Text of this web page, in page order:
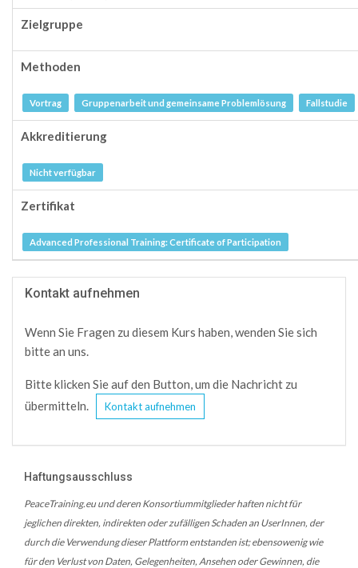
Zielgruppe
Methoden
Vortrag Gruppenarbeit und gemeinsame Problemlösung Fallstudie
Akkreditierung
Nicht verfügbar
Zertifikat
Advanced Professional Training: Certificate of Participation
Kontakt aufnehmen
Wenn Sie Fragen zu diesem Kurs haben, wenden Sie sich
bitte an uns.
Bitte klicken Sie auf den Button, um die Nachricht zu
übermitteln.
Kontakt aufnehmen
Haftungsausschluss
PeaceTraining.eu und deren Konsortiummitglieder haften nicht für
jeglichen direkten, indirekten oder zufälligen Schaden an UserInnen, der
durch die Verwendung dieser Plattform entstanden ist; ebensowenig wie
für den Verlust von Daten, Gelegenheiten, Ansehen oder Gewinnen, die